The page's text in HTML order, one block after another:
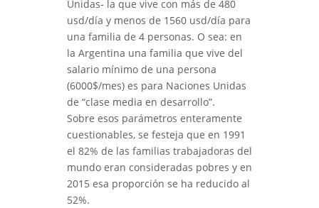
Unidas- la que vive con más de 480
usd/día y menos de 1560 usd/día para
una familia de 4 personas. O sea: en
la Argentina una familia que vive del
salario mínimo de una persona
(6000$/mes) es para Naciones Unidas
de “clase media en desarrollo”.
Sobre esos parámetros enteramente
cuestionables, se festeja que en 1991
el 82% de las familias trabajadoras del
mundo eran consideradas pobres y en
2015 esa proporción se ha reducido al
52%.